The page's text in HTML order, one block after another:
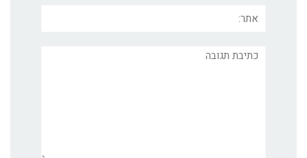
תגובה